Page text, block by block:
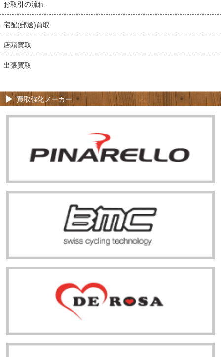
お取引の流れ
宅配(郵送)買取
店頭買取
出張買取
買取強化メーカー